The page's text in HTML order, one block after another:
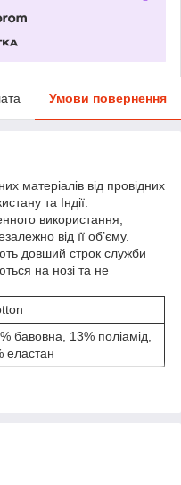
Умови повернення
матеріалів від провідних
та Індії.
використання,
від її об’єму.
довший строк служби
на нозі та не
бавовна, 13% поліамід,
еластан